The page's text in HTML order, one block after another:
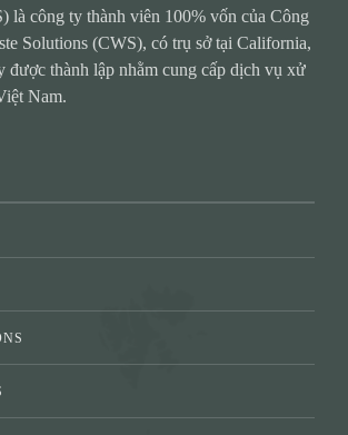
là công ty thành viên 100% vốn của Công
Solutions (CWS), có trụ sở tại California,
được thành lập nhằm cung cấp dịch vụ xử
Nam.